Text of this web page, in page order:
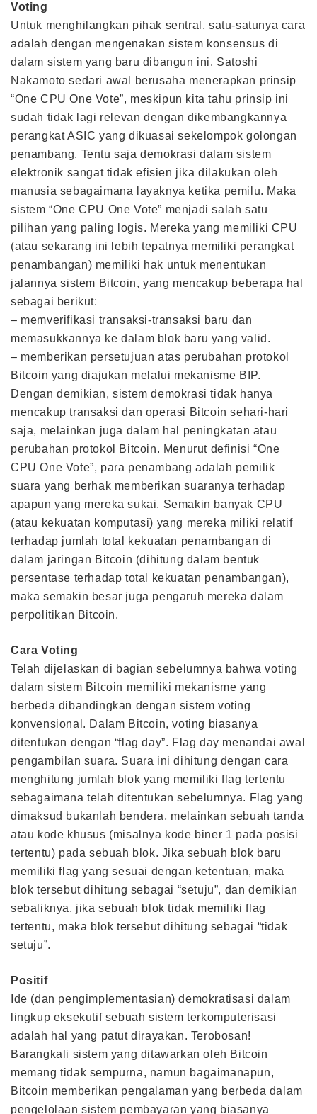
Voting
Untuk menghilangkan pihak sentral, satu-satunya cara
adalah dengan mengenakan sistem konsensus di
dalam sistem yang baru dibangun ini. Satoshi
Nakamoto sedari awal berusaha menerapkan prinsip
“One CPU One Vote”, meskipun kita tahu prinsip ini
sudah tidak lagi relevan dengan dikembangkannya
perangkat ASIC yang dikuasai sekelompok golongan
penambang. Tentu saja demokrasi dalam sistem
elektronik sangat tidak efisien jika dilakukan oleh
manusia sebagaimana layaknya ketika pemilu. Maka
sistem “One CPU One Vote” menjadi salah satu
pilihan yang paling logis. Mereka yang memiliki CPU
(atau sekarang ini lebih tepatnya memiliki perangkat
penambangan) memiliki hak untuk menentukan
jalannya sistem Bitcoin, yang mencakup beberapa hal
sebagai berikut:
– memverifikasi transaksi-transaksi baru dan
memasukkannya ke dalam blok baru yang valid.
– memberikan persetujuan atas perubahan protokol
Bitcoin yang diajukan melalui mekanisme BIP.
Dengan demikian, sistem demokrasi tidak hanya
mencakup transaksi dan operasi Bitcoin sehari-hari
saja, melainkan juga dalam hal peningkatan atau
perubahan protokol Bitcoin. Menurut definisi “One
CPU One Vote”, para penambang adalah pemilik
suara yang berhak memberikan suaranya terhadap
apapun yang mereka sukai. Semakin banyak CPU
(atau kekuatan komputasi) yang mereka miliki relatif
terhadap jumlah total kekuatan penambangan di
dalam jaringan Bitcoin (dihitung dalam bentuk
persentase terhadap total kekuatan penambangan),
maka semakin besar juga pengaruh mereka dalam
perpolitikan Bitcoin.
Cara Voting
Telah dijelaskan di bagian sebelumnya bahwa voting
dalam sistem Bitcoin memiliki mekanisme yang
berbeda dibandingkan dengan sistem voting
konvensional. Dalam Bitcoin, voting biasanya
ditentukan dengan “flag day”. Flag day menandai awal
pengambilan suara. Suara ini dihitung dengan cara
menghitung jumlah blok yang memiliki flag tertentu
sebagaimana telah ditentukan sebelumnya. Flag yang
dimaksud bukanlah bendera, melainkan sebuah tanda
atau kode khusus (misalnya kode biner 1 pada posisi
tertentu) pada sebuah blok. Jika sebuah blok baru
memiliki flag yang sesuai dengan ketentuan, maka
blok tersebut dihitung sebagai “setuju”, dan demikian
sebaliknya, jika sebuah blok tidak memiliki flag
tertentu, maka blok tersebut dihitung sebagai “tidak
setuju”.
Positif
Ide (dan pengimplementasian) demokratisasi dalam
lingkup eksekutif sebuah sistem terkomputerisasi
adalah hal yang patut dirayakan. Terobosan!
Barangkali sistem yang ditawarkan oleh Bitcoin
memang tidak sempurna, namun bagaimanapun,
Bitcoin memberikan pengalaman yang berbeda dalam
pengelolaan sistem pembayaran yang biasanya